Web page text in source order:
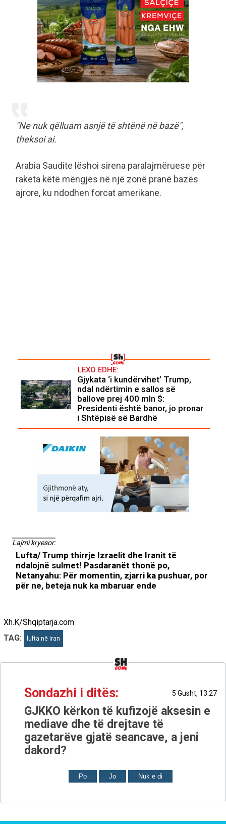
"Ne nuk qëlluam asnjë të shtënë në bazë",
theksoi ai.
Arabia Saudite lëshoi ​​sirena paralajmëruese për
raketa këtë mëngjes në një zonë pranë bazës
ajrore, ku ndodhen forcat amerikane.
LEXO EDHE:
Gjykata ‘i kundërvihet’ Trump,
ndal ndërtimin e sallos së
ballove prej 400 mln $:
Presidenti është banor, jo pronar
i Shtëpisë së Bardhë
Lajmi kryesor:
Lufta/ Trump thirrje Izraelit dhe Iranit të
ndalojnë sulmet! Pasdaranët thonë po,
Netanyahu: Për momentin, zjarri ka pushuar, por
për ne, beteja nuk ka mbaruar ende
Xh.K/Shqiptarja.com
TAG:
lufta në Iran
Sondazhi i ditës: 5 Gusht, 13:27
GJKKO kërkon të kufizojë aksesin e
mediave dhe të drejtave të
gazetarëve gjatë seancave, a jeni
dakord?
Po Jo Nuk e di